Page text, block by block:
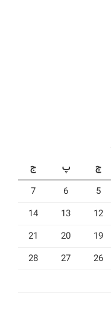
چ پ
ج
5
6
7
12
13
14
19
20
21
26
27
28